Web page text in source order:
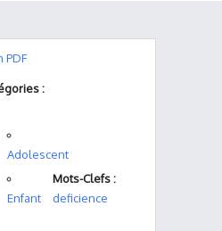
PDF
:
Adolescent
Enfant
Mots-Clefs :
deficience